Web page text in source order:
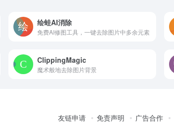
绘蛙AI消除
免费AI修图工具，一键去除图片中多余元素
ClippingMagic
魔术般地去除图片背景
友链申请 免责声明 广告合作